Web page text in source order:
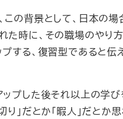
この背景として、日本の場
た時に、その職場のやり
プする、復習型であると伝
ップした後それ以上の学び
り」だとか「暇人」だとか